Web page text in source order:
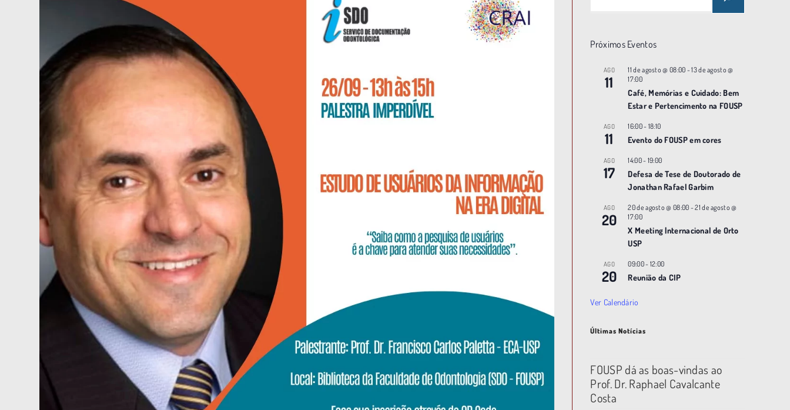
Próximos Eventos
AGO
11
11 de agosto @ 08:00 -13 de agosto @
17:00
Café, Memórias e Cuidado: Bem
Estar e Pertencimento na FOUSP
AGO
11
16:00- 18:10
Evento do FOUSP em cores
AGO
17
14:00- 19:00
Defesa de Tese de Doutorado de
Jonathan Rafael Garbim
AGO
20
20 de agosto @ 08:00 -21 de agosto @
17:00
X Meeting |nternacional de Orto
USP
AGO
20
09:00- 12:00
Reunião da CIP
Ver Calendário
Últimas Notícias
FOUSP dá as boas-vindas ao
Prof. Dr. Raphael Cavalcante
Costa